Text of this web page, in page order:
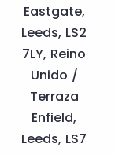
Eastgate,
Leeds, LS2
7LY, Reino
Unido /
Terraza
Enfield,
Leeds, LS7